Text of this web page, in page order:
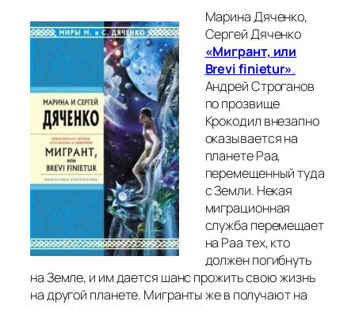
Марина Дяченко,
Сергей Дяченко
«Мигрант, или
Brevi finietur».
Андрей Строганов
по прозвище
Крокодил внезапно
оказывается на
планете Раа,
перемещенный туда
с Земли. Некая
миграционная
служба перемещает
на Раа тех, кто
должен погибнуть
на Земле, и им дается шанс прожить свою жизнь
на другой планете. Мигранты же в получают на